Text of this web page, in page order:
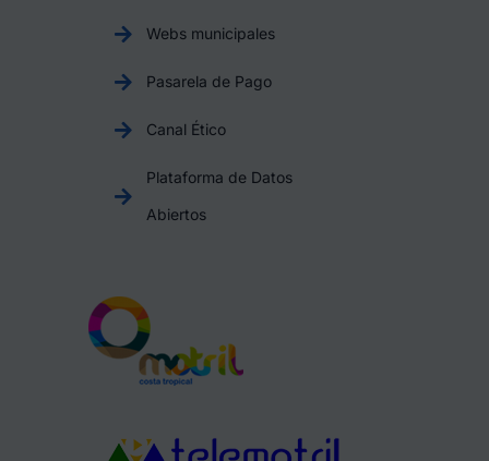
Webs municipales
Pasarela de Pago
Canal Ético
Plataforma de Datos
Abiertos